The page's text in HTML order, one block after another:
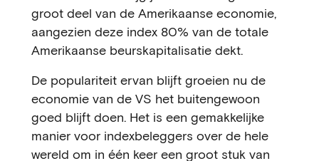
groot deel van de Amerikaanse economie,
aangezien deze index 80% van de totale
Amerikaanse beurskapitalisatie dekt.
De populariteit ervan blijft groeien nu de
economie van de VS het buitengewoon
goed blijft doen. Het is een gemakkelijke
manier voor indexbeleggers over de hele
wereld om in één keer een groot stuk van